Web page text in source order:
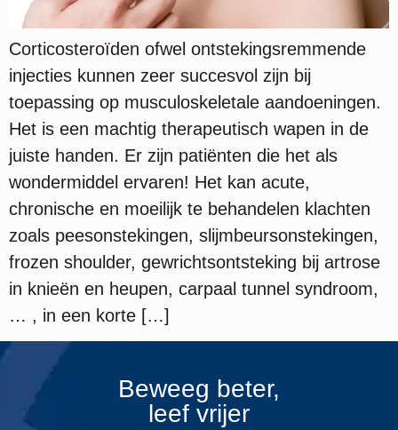
Corticosteroïden ofwel ontstekingsremmende
injecties kunnen zeer succesvol zijn bij
toepassing op musculoskeletale aandoeningen.
Het is een machtig therapeutisch wapen in de
juiste handen. Er zijn patiënten die het als
wondermiddel ervaren! Het kan acute,
chronische en moeilijk te behandelen klachten
zoals peesonstekingen, slijmbeursonstekingen,
frozen shoulder, gewrichtsontsteking bij artrose
in knieën en heupen, carpaal tunnel syndroom,
… , in een korte […]
Beweeg beter,
leef vrijer